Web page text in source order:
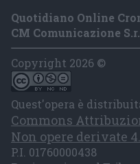
Quotidiano Online
CM Comunicazione
Copyright 2026 ©
Quest'opera è
Commons
Non opere derivate
P.I. 01760000438